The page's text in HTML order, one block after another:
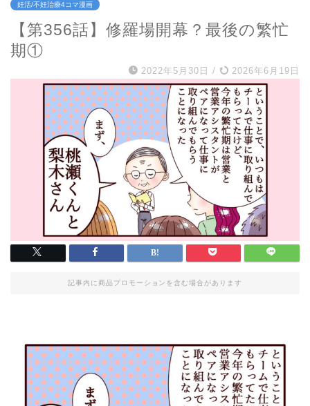
妊活/不妊治療4コマ漫画
【第356話】修羅場開幕？最後の繁忙
期①
2022年5月30日 / 2026年6月19日
記事内に商品プロモーションを含む場合があります